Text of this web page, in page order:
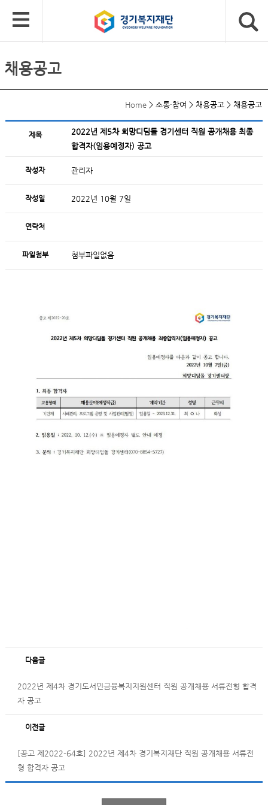
채용공고
Home > 소통·참여 > 채용공고 > 채용공고
제목
2022년 제5차 희망디딤돌 경기센터 직원 공개채용 최종
합격자(임용예정자) 공고
작성자 관리자
작성일 2022년 10월 7일
연락처
파일첨부 첨부파일없음
다음글
2022년 제4차 경기도서민금융복지지원센터 직원 공개채용 서류전형 합격
자 공고
이전글
[공고 제2022-64호] 2022년 제4차 경기복지재단 직원 공개채용 서류전
형 합격자 공고